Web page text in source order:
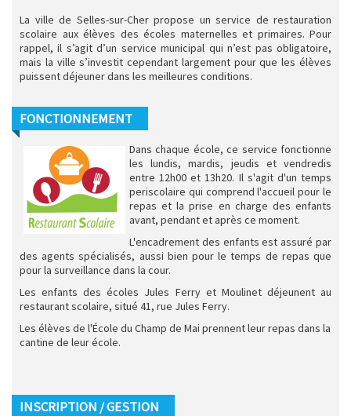
La ville de Selles-sur-Cher propose un service de restauration
scolaire aux élèves des écoles maternelles et primaires. Pour
rappel, il s’agit d’un service municipal qui n’est pas obligatoire,
mais la ville s’investit cependant largement pour que les élèves
puissent déjeuner dans les meilleures conditions.
FONCTIONNEMENT
Dans chaque école, ce service fonctionne
les lundis, mardis, jeudis et vendredis
entre 12h00 et 13h20. Il s'agit d'un temps
periscolaire qui comprend l'accueil pour le
repas et la prise en charge des enfants
avant, pendant et après ce moment.
L'encadrement des enfants est assuré par
des agents spécialisés, aussi bien pour le temps de repas que
pour la surveillance dans la cour.
Les enfants des écoles Jules Ferry et Moulinet déjeunent au
restaurant scolaire, situé 41, rue Jules Ferry.
Les élèves de l'École du Champ de Mai prennent leur repas dans la
cantine de leur école.
INSCRIPTION / GESTION